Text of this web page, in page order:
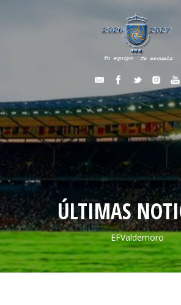
ÚLTIMAS
EFValdemoro